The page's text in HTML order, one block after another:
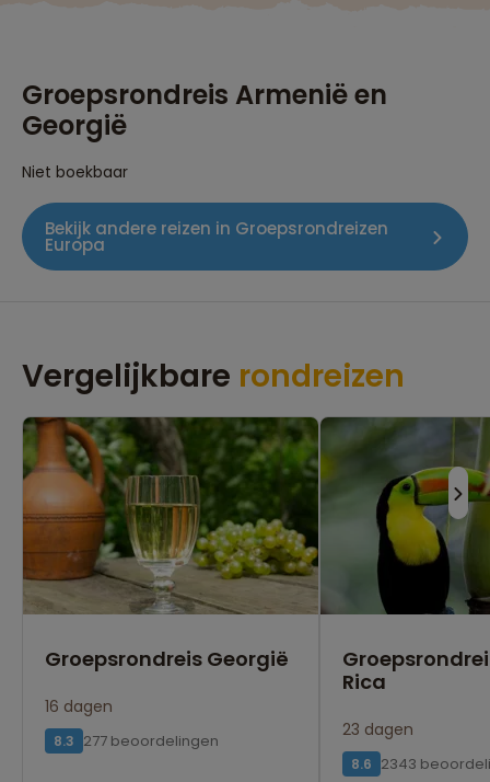
Groepsrondreis Armenië en
Georgië
Niet boekbaar
Bekijk andere reizen in Groepsrondreizen
Europa
Vergelijkbare rondreizen
Groepsrondreis Georgië
16 dagen
8.3 277 beoordelingen
Rica
23 dagen
8.6 2343